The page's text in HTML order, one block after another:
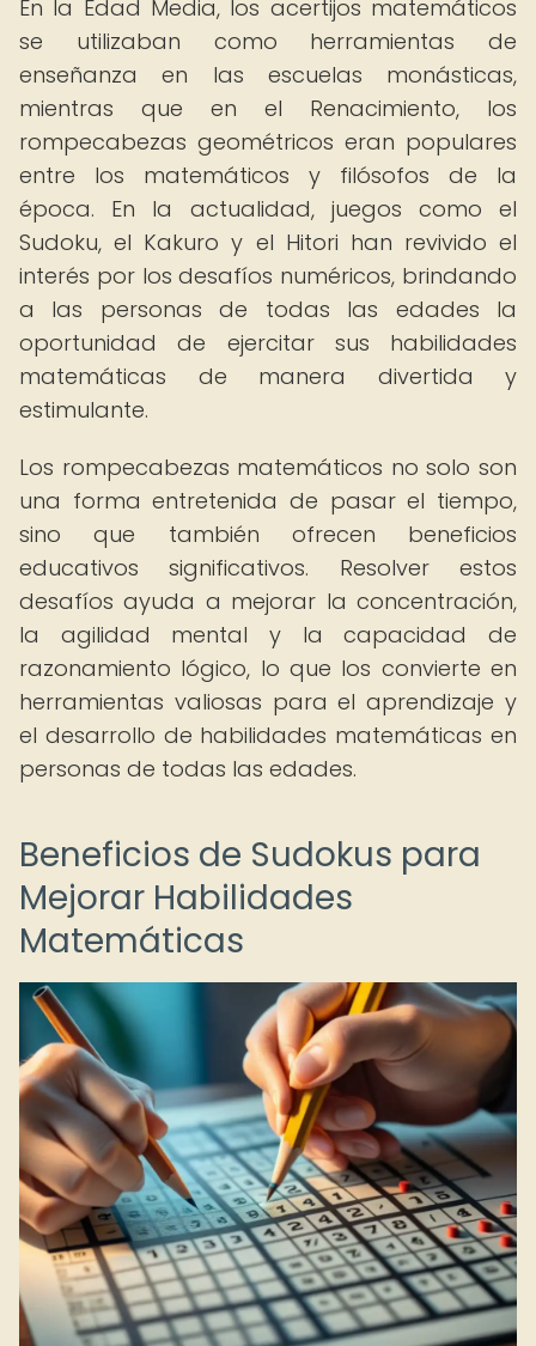
En la Edad Media, los acertijos matemáticos
se utilizaban como herramientas de
enseñanza en las escuelas monásticas,
mientras que en el Renacimiento, los
rompecabezas geométricos eran populares
entre los matemáticos y filósofos de la
época. En la actualidad, juegos como el
Sudoku, el Kakuro y el Hitori han revivido el
interés por los desafíos numéricos, brindando
a las personas de todas las edades la
oportunidad de ejercitar sus habilidades
matemáticas de manera divertida y
estimulante.
Los rompecabezas matemáticos no solo son
una forma entretenida de pasar el tiempo,
sino que también ofrecen beneficios
educativos significativos. Resolver estos
desafíos ayuda a mejorar la concentración,
la agilidad mental y la capacidad de
razonamiento lógico, lo que los convierte en
herramientas valiosas para el aprendizaje y
el desarrollo de habilidades matemáticas en
personas de todas las edades.
Beneficios de Sudokus para
Mejorar Habilidades
Matemáticas